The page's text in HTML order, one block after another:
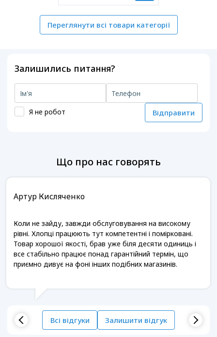
Переглянути всі товари категорії
Залишились питання?
Я не робот Відправити
Що про нас говорять
Артур Кисляченко
Коли не зайду, завжди обслуговування на високому
рівні. Хлопці працюють тут компетентні і помірковані.
Товар хорошої якості, брав уже біля десяти одиниць і
все стабільно працює понад гарантійний термін, що
приємно дивує на фоні інших подібних магазинів.
Всі відгуки Залишити відгук